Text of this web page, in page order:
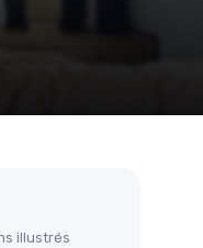
illustrés